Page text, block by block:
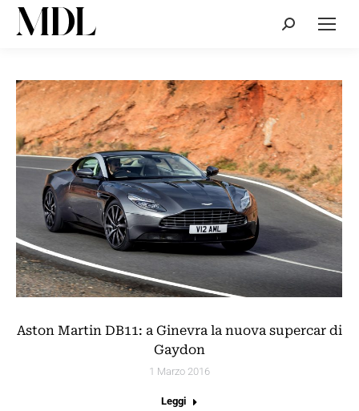
Cerca:
Aston Martin DB11: a Ginevra la nuova supercar di
Gaydon
1 Marzo 2016
Leggi